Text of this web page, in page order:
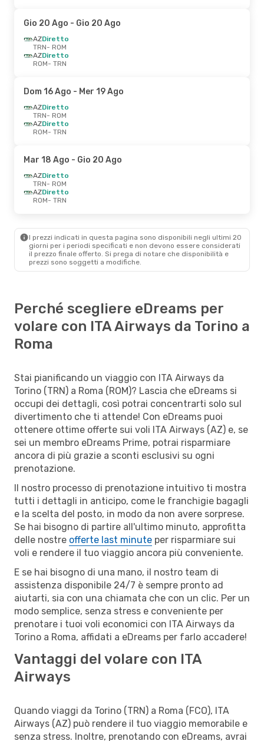
Gio 20 Ago - Gio 20 Ago
AZDiretto
TRN- ROM
AZDiretto
ROM- TRN
Dom 16 Ago - Mer 19 Ago
AZDiretto
TRN- ROM
AZDiretto
ROM- TRN
Mar 18 Ago - Gio 20 Ago
AZDiretto
TRN- ROM
AZDiretto
ROM- TRN
I prezzi indicati in questa pagina sono disponibili negli ultimi 20
giorni per i periodi specificati e non devono essere considerati
il ​​prezzo finale offerto. Si prega di notare che disponibilità e
prezzi sono soggetti a modifiche.
Perché scegliere eDreams per
volare con ITA Airways da Torino a
Roma
Stai pianificando un viaggio con ITA Airways da
Torino (TRN) a Roma (ROM)? Lascia che eDreams si
occupi dei dettagli, così potrai concentrarti solo sul
divertimento che ti attende! Con eDreams puoi
ottenere ottime offerte sui voli ITA Airways (AZ) e, se
sei un membro eDreams Prime, potrai risparmiare
ancora di più grazie a sconti esclusivi su ogni
prenotazione.
Il nostro processo di prenotazione intuitivo ti mostra
tutti i dettagli in anticipo, come le franchigie bagagli
e la scelta del posto, in modo da non avere sorprese.
Se hai bisogno di partire all'ultimo minuto, approfitta
delle nostre offerte last minute per risparmiare sui
voli e rendere il tuo viaggio ancora più conveniente.
E se hai bisogno di una mano, il nostro team di
assistenza disponibile 24/7 è sempre pronto ad
aiutarti, sia con una chiamata che con un clic. Per un
modo semplice, senza stress e conveniente per
prenotare i tuoi voli economici con ITA Airways da
Torino a Roma, affidati a eDreams per farlo accadere!
Vantaggi del volare con ITA
Airways
Quando viaggi da Torino (TRN) a Roma (FCO), ITA
Airways (AZ) può rendere il tuo viaggio memorabile e
senza stress. Inoltre, prenotando con eDreams, avrai